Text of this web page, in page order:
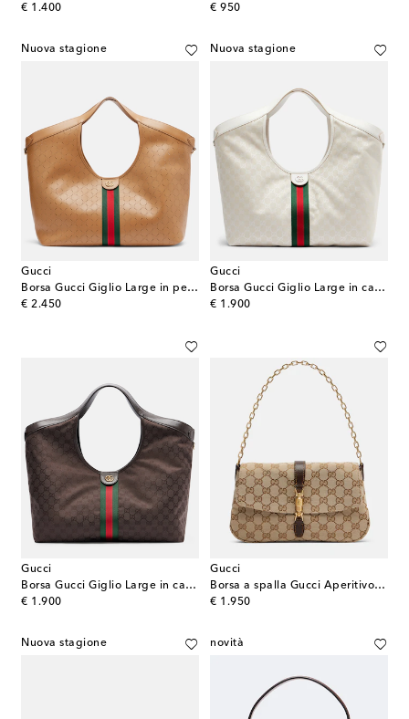
€ 1.400
original price
€ 950
original price
Nuova stagione
Gucci
Borsa Gucci Giglio Large in pelle
€ 2.450
original price
Nuova stagione
Gucci
Borsa Gucci Giglio Large in canvas GG
€ 1.900
original price
Gucci
Borsa Gucci Giglio Large in canvas GG
€ 1.900
original price
Gucci
Borsa a spalla Gucci Aperitivo Medium
€ 1.950
original price
Nuova stagione novità